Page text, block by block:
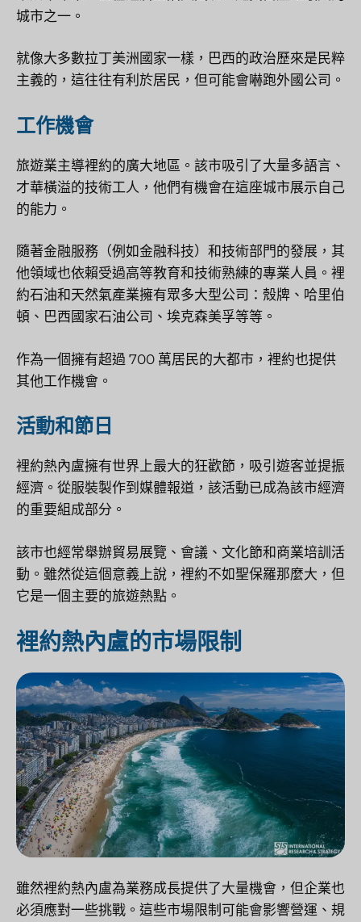
城市之一。
就像大多數拉丁美洲國家一樣，巴西的政治歷來是民粹
主義的，這往往有利於居民，但可能會嚇跑外國公司。
工作機會
旅遊業主導裡約的廣大地區。該市吸引了大量多語言、
才華橫溢的技術工人，他們有機會在這座城市展示自己
的能力。
隨著金融服務（例如金融科技）和技術部門的發展，其
他領域也依賴受過高等教育和技術熟練的專業人員。裡
約石油和天然氣產業擁有眾多大型公司：殼牌、哈里伯
頓、巴西國家石油公司、埃克森美孚等等。
作為一個擁有超過 700 萬居民的大都市，裡約也提供
其他工作機會。
活動和節日
裡約熱內盧擁有世界上最大的狂歡節，吸引遊客並提振
經濟。從服裝製作到媒體報道，該活動已成為該市經濟
的重要組成部分。
該市也經常舉辦貿易展覽、會議、文化節和商業培訓活
動。雖然從這個意義上說，裡約不如聖保羅那麼大，但
它是一個主要的旅遊熱點。
裡約熱內盧的市場限制
雖然裡約熱內盧為業務成長提供了大量機會，但企業也
必須應對一些挑戰。這些市場限制可能會影響營運、規